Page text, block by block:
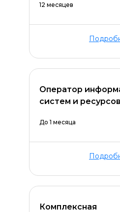
12 месяцев
Оператор
систем и ресурсов
До 1 месяца
Комплексная